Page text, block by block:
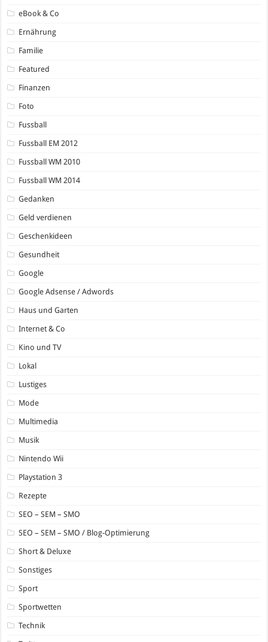
eBook & Co
Ernährung
Familie
Featured
Finanzen
Foto
Fussball
Fussball EM 2012
Fussball WM 2010
Fussball WM 2014
Gedanken
Geld verdienen
Geschenkideen
Gesundheit
Google
Google Adsense / Adwords
Haus und Garten
Internet & Co
Kino und TV
Lokal
Lustiges
Mode
Multimedia
Musik
Nintendo Wii
Playstation 3
Rezepte
SEO – SEM – SMO
SEO – SEM – SMO / Blog-Optimierung
Short & Deluxe
Sonstiges
Sport
Sportwetten
Technik